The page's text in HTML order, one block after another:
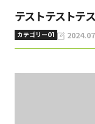
テストテストテ
カテゴリー01